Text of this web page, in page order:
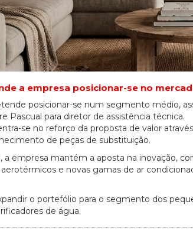
a empresa posicionar-se no
posicionar-se num segmento médio,
Pascual para diretor de assistência técnica.
se no reforço da proposta de valor
de peças de substituição.
a empresa mantém a aposta na inovação,
e novas gamas de ar
o portefólio para o segmento dos
de água.